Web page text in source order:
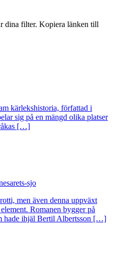
dina filter. Kopiera länken till
kärlekshistoria, författad i
sig på en mängd olika platser
[…]
men även denna uppväxt
Romanen bygger på
hade ihjäl Bertil Albertsson […]